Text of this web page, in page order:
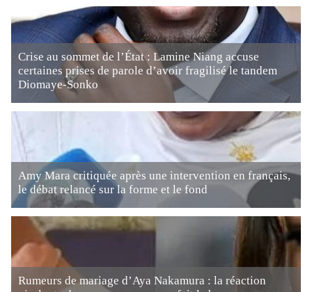
Crise au sommet de l’État : Lamine Niang accuse
certaines prises de parole d’avoir fragilisé le tandem
Diomaye-Sonko
Amy Mara critiquée après une intervention en français,
le débat relancé sur la forme et le fond
Rumeurs de mariage d’Aya Nakamura : la réaction